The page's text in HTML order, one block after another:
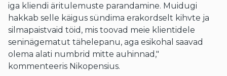
iga kliendi äritulemuste parandamine. Muidugi
hakkab selle käigus sündima erakordselt kihvte ja
silmapaistvaid töid, mis toovad meie klientidele
seninägematut tähelepanu, aga esikohal saavad
olema alati numbrid mitte auhinnad,"
kommenteeris Nikopensius.